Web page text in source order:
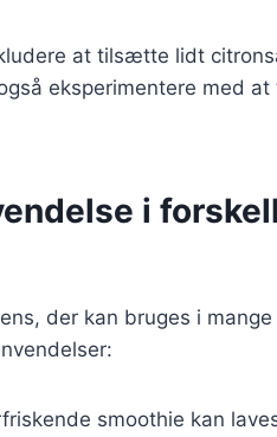
at tilsætte lidt
eksperimentere med
i
der kan bruges i
smoothie kan